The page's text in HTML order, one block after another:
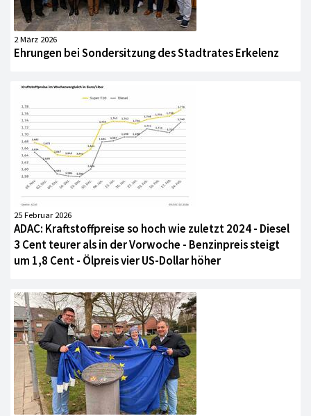
2 März 2026
Ehrungen bei Sondersitzung des Stadtrates Erkelenz
25 Februar 2026
ADAC: Kraftstoffpreise so hoch wie zuletzt 2024 - Diesel
3 Cent teurer als in der Vorwoche - Benzinpreis steigt
um 1,8 Cent - Ölpreis vier US-Dollar höher